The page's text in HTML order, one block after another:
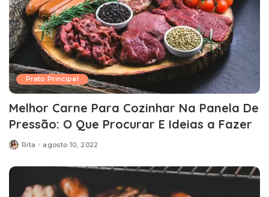
Prato Principal
Melhor Carne Para Cozinhar Na Panela De
Pressão: O Que Procurar E Ideias a Fazer
Posted
Rita agosto 10, 2022